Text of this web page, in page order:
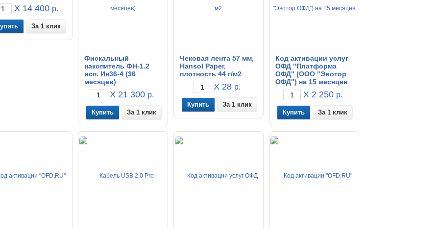
X 14 400 р.
За 1 клик
Фискальный
накопитель ФН-1.2
исп. Ин36-4 (36
месяцев)
X 21 300 р.
За 1 клик
Чековая лента 57 мм,
Hansol Paper,
плотность 44 г/м2
X 28 р.
За 1 клик
Код активации услуг
ОФД "Платформа
ОФД" (ООО "Эвотор
ОФД") на 15 месяцев
X 2 250 р.
За 1 клик